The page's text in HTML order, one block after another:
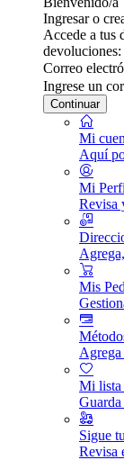
Ingresar o
Accede a tus
devoluciones:
Correo
Ingrese un
Continuar
Mi
Aquí
Mi
Revisa
Mis
Agrega
Mi lista
Sigue
Revisa